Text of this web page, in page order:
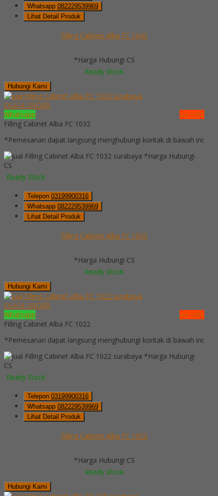
Whatsapp 082229539969
Lihat Detail Produk
Filling Cabinet Alba FC 1042
*Harga Hubungi CS
Ready Stock
Hubungi Kami
QUICK ORDER
Whatsapp
via SMS
Filling Cabinet Alba FC 1032
*Pemesanan dapat langsung menghubungi kontak di bawah ini:
*Harga Hubungi
CS
Ready Stock
Telepon 03199900316
Whatsapp 082229539969
Lihat Detail Produk
Filling Cabinet Alba FC 1032
*Harga Hubungi CS
Ready Stock
Hubungi Kami
QUICK ORDER
Whatsapp
via SMS
Filling Cabinet Alba FC 1022
*Pemesanan dapat langsung menghubungi kontak di bawah ini:
*Harga Hubungi
CS
Ready Stock
Telepon 03199900316
Whatsapp 082229539969
Lihat Detail Produk
Filling Cabinet Alba FC 1022
*Harga Hubungi CS
Ready Stock
Hubungi Kami